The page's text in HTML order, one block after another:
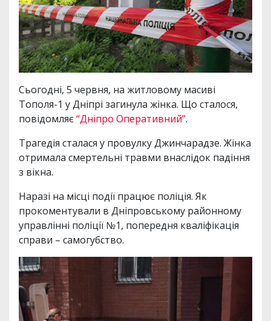
Сьогодні, 5 червня, на житловому масиві
Тополя-1 у Дніпрі загинула жінка. Що сталося,
повідомляє“Дніпро Оперативний”.
Трагедія сталася у провулку Джинчарадзе. Жінка
отримала смертельні травми внаслідок падіння
з вікна.
Наразі на місці події працює поліція. Як
прокоментували в Дніпровському районному
управлінні поліції №1, попередня кваліфікація
справи – самогубство.